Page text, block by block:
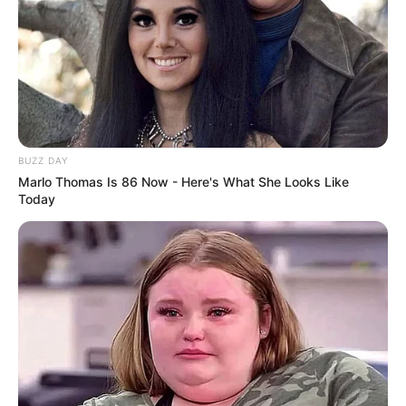
BUZZ DAY
Marlo Thomas Is 86 Now - Here's What She Looks Like
Today